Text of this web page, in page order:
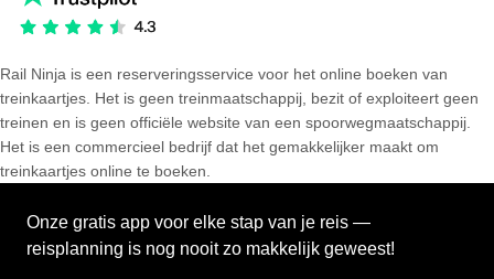
Rail Ninja is een reserveringsservice voor het online boeken van
treinkaartjes. Het is geen treinmaatschappij, bezit of exploiteert geen
treinen en is geen officiële website van een spoorwegmaatschappij.
Het is een commercieel bedrijf dat het gemakkelijker maakt om
treinkaartjes online te boeken.
Onze gratis app voor elke stap van je reis —
reisplanning is nog nooit zo makkelijk geweest!